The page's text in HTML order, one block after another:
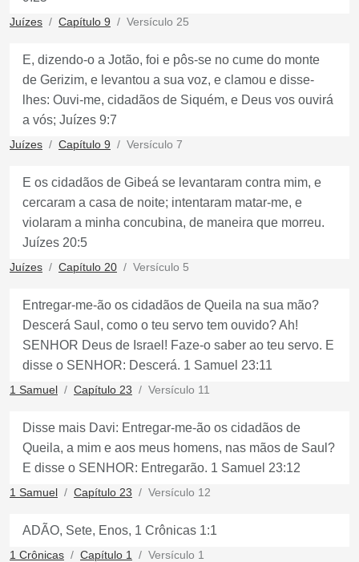
Juízes Capítulo 9 Versículo 25
E, dizendo-o a Jotão, foi e pôs-se no cume do monte
de Gerizim, e levantou a sua voz, e clamou e disse-
lhes: Ouvi-me, cidadãos de Siquém, e Deus vos ouvirá
a vós; Juízes 9:7
Juízes Capítulo 9 Versículo 7
E os cidadãos de Gibeá se levantaram contra mim, e
cercaram a casa de noite; intentaram matar-me, e
violaram a minha concubina, de maneira que morreu.
Juízes 20:5
Juízes Capítulo 20 Versículo 5
Entregar-me-ão os cidadãos de Queila na sua mão?
Descerá Saul, como o teu servo tem ouvido? Ah!
SENHOR Deus de Israel! Faze-o saber ao teu servo. E
disse o SENHOR: Descerá. 1 Samuel 23:11
1 Samuel Capítulo 23 Versículo 11
Disse mais Davi: Entregar-me-ão os cidadãos de
Queila, a mim e aos meus homens, nas mãos de Saul?
E disse o SENHOR: Entregarão. 1 Samuel 23:12
1 Samuel Capítulo 23 Versículo 12
ADÃO, Sete, Enos, 1 Crônicas 1:1
1 Crônicas Capítulo 1 Versículo 1